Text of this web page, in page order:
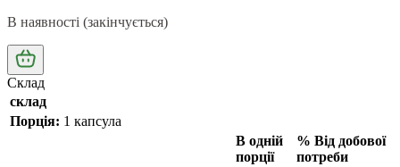
В наявності (закінчується)
Склад
склад
Порція: 1 капсула
В одній
порції
% Від добової
потреби